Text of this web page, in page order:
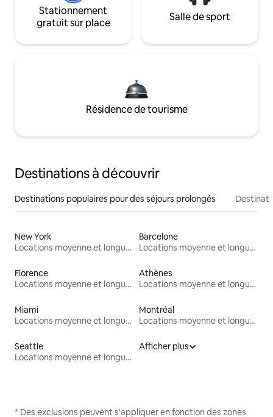
Stationnement
gratuit sur place
Salle de sport
Résidence de tourisme
Destinations à découvrir
Destinations populaires pour des séjours prolongés
New York
Locations moyenne et longue durée
Barcelone
Locations moyenne et longue durée
Florence
Locations moyenne et longue durée
Athènes
Locations moyenne et longue durée
Miami
Locations moyenne et longue durée
Montréal
Locations moyenne et longue durée
Seattle
Locations moyenne et longue durée
Afficher plus
* Des exclusions peuvent s'appliquer en fonction des zones